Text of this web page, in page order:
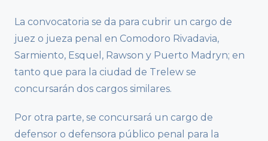
La convocatoria se da para cubrir un cargo de
juez o jueza penal en Comodoro Rivadavia,
Sarmiento, Esquel, Rawson y Puerto Madryn; en
tanto que para la ciudad de Trelew se
concursarán dos cargos similares.
Por otra parte, se concursará un cargo de
defensor o defensora público penal para la